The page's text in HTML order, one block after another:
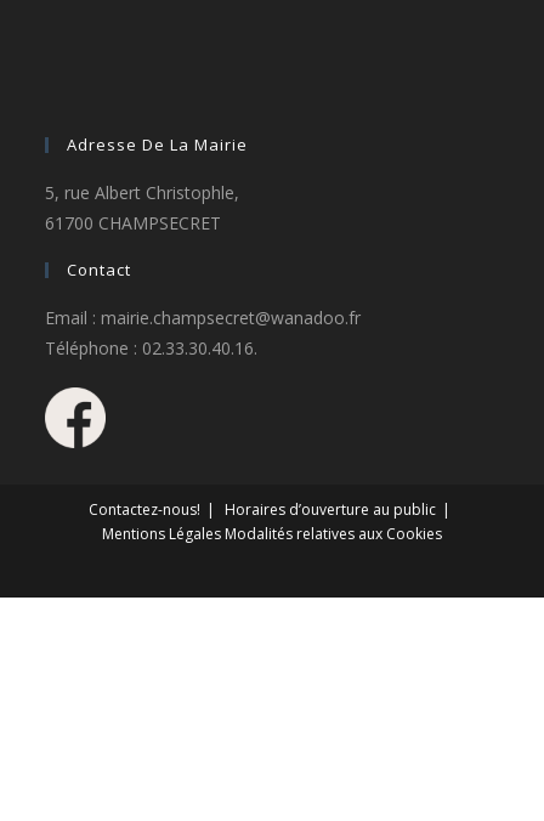
Adresse De La Mairie
5, rue Albert Christophle,
61700 CHAMPSECRET
Contact
Email : mairie.champsecret@wanadoo.fr
Téléphone : 02.33.30.40.16.
Contactez-nous!
Horaires d’ouverture au public
Mentions Légales Modalités relatives aux Cookies